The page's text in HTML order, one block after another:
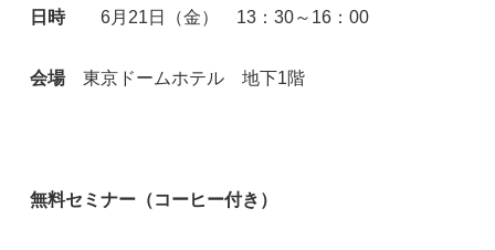
日時6月21日（金） 13：30～16：00
会場東京ドームホテル 地下1階
無料セミナー（コーヒー付き）